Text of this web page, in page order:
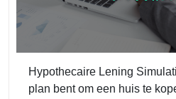
Hypothecaire Lening
plan bent om een huis te